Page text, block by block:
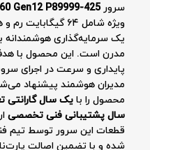
سرورGen12 P89999-425
یک سرمایه‌گذاری هوشمندانه
مدرن است. این محصول با هدف
پایداری و سرعت در اجرای
مدیران هوشمند پیشنهاد
محصول را با یک سال
سال پشتیبانی فنی تخصصی
قطعات این سرور توسط تیم
شده و با تضمین اصالت